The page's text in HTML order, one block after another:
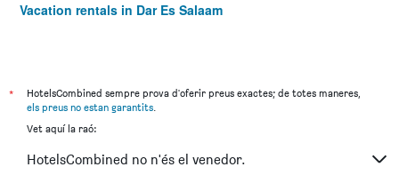
Vacation rentals in Dar Es Salaam
*
HotelsCombined sempre prova d'oferir preus exactes; de totes maneres,
els preus no estan garantits.
Vet aquí la raó:
HotelsCombined no n'és el venedor.